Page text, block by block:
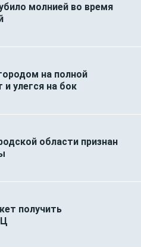
молнией во время
на полной
улегся на бок
области признан
получить